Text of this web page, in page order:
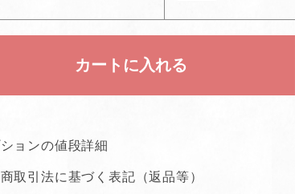
ョンの値段詳細
取引法に基づく表記（返品等）